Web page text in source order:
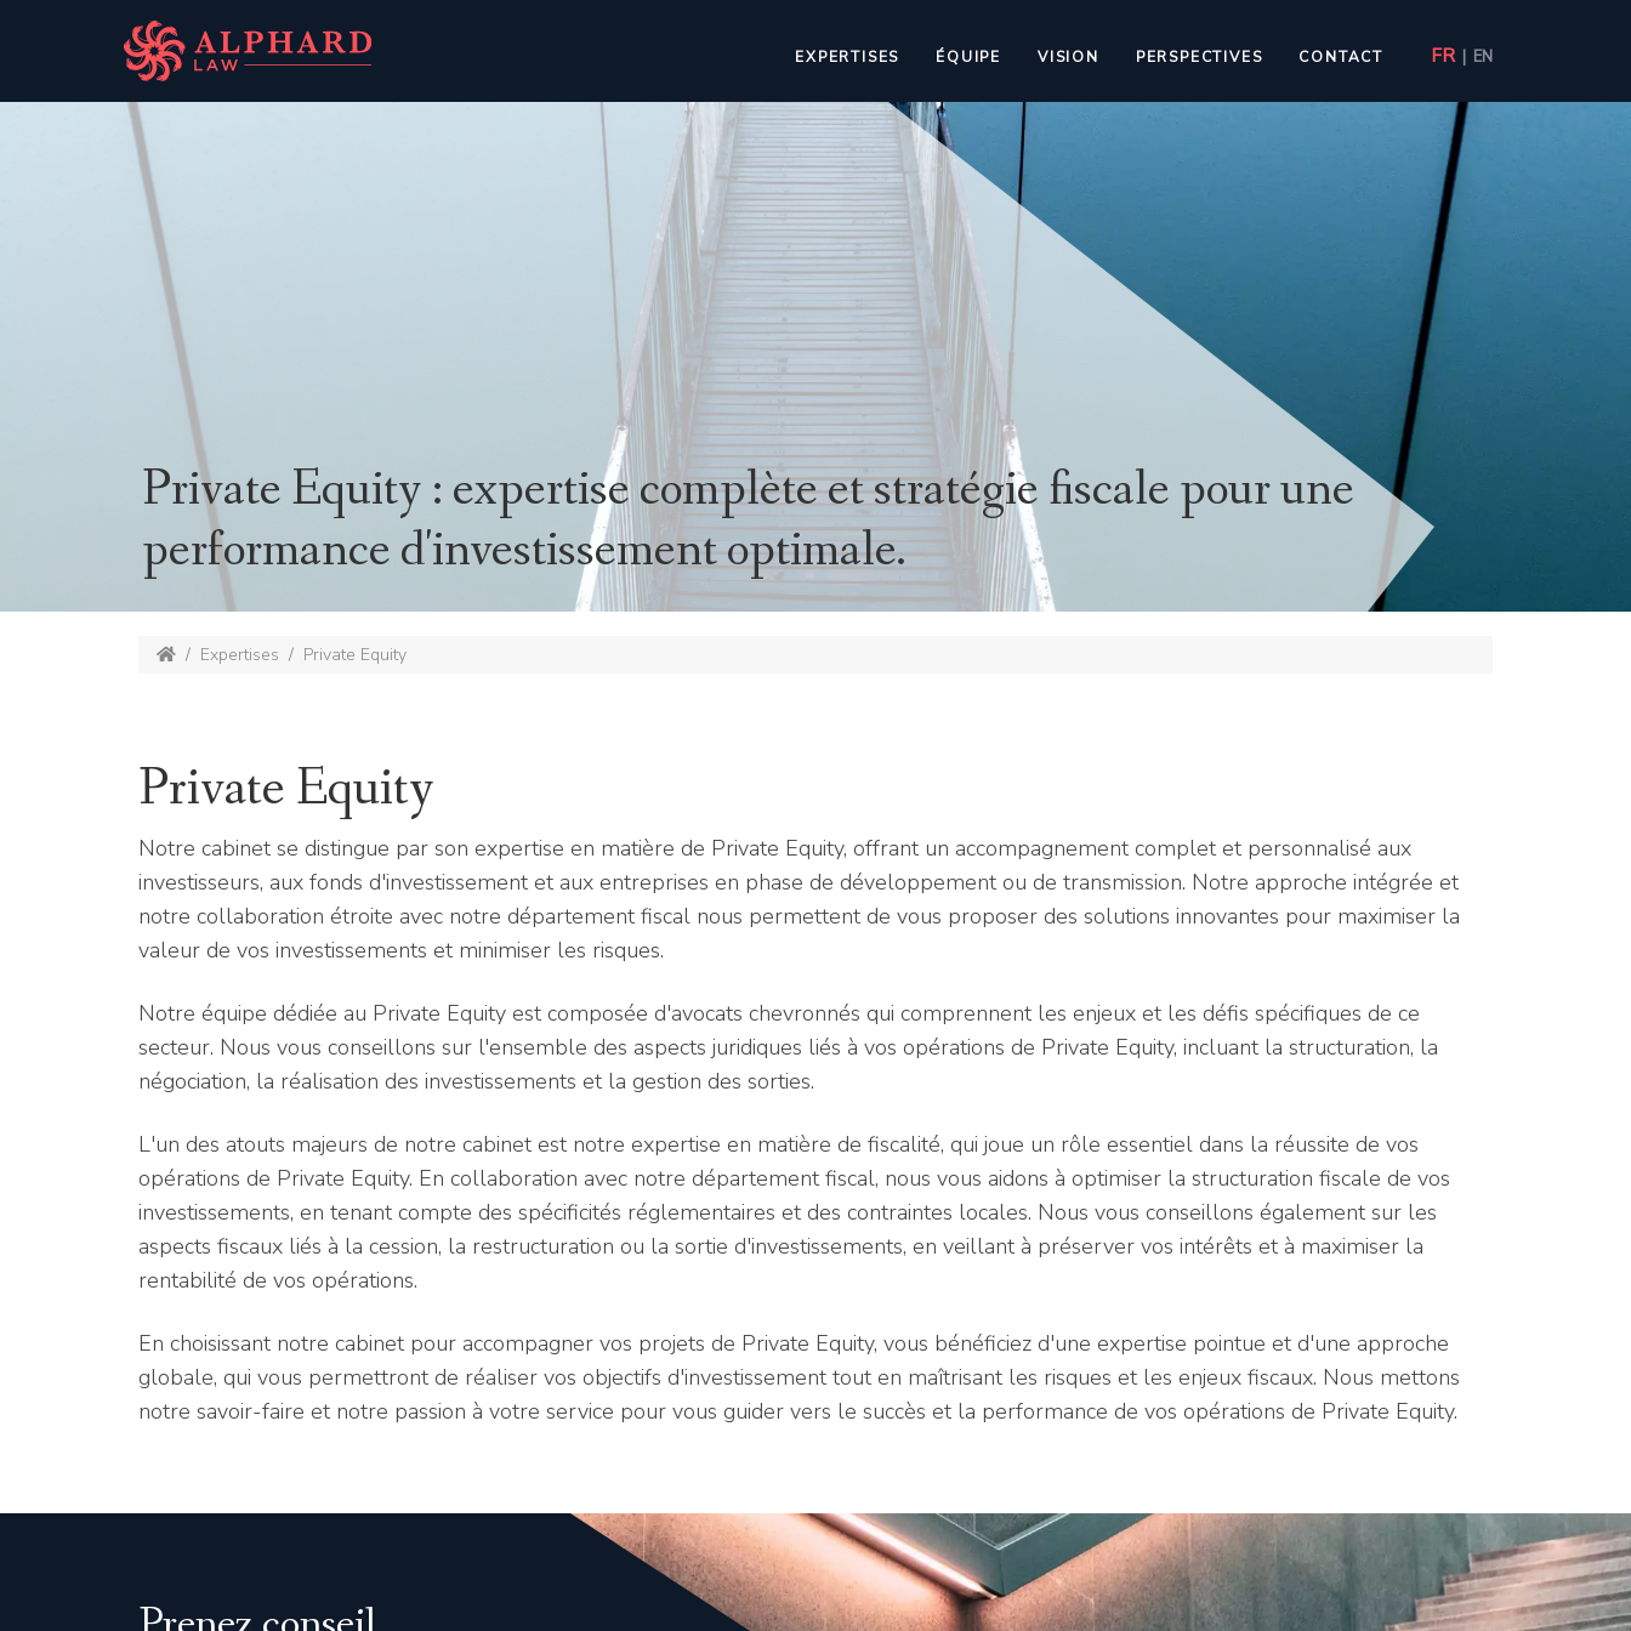
EXPERTISES ÉQUIPE VISION PERSPECTIVES CONTACT FR| EN
Private Equity : expertise complète et stratégie fiscale pour une
performance d'investissement optimale.
Expertises Private Equity
Private Equity
Notre cabinet se distingue par son expertise en matière de Private Equity, offrant un accompagnement complet et personnalisé aux
investisseurs, aux fonds d'investissement et aux entreprises en phase de développement ou de transmission. Notre approche intégrée et
notre collaboration étroite avec notre département fiscal nous permettent de vous proposer des solutions innovantes pour maximiser la
valeur de vos investissements et minimiser les risques.
Notre équipe dédiée au Private Equity est composée d'avocats chevronnés qui comprennent les enjeux et les défis spécifiques de ce
secteur. Nous vous conseillons sur l'ensemble des aspects juridiques liés à vos opérations de Private Equity, incluant la structuration, la
négociation, la réalisation des investissements et la gestion des sorties.
L'un des atouts majeurs de notre cabinet est notre expertise en matière de fiscalité, qui joue un rôle essentiel dans la réussite de vos
opérations de Private Equity. En collaboration avec notre département fiscal, nous vous aidons à optimiser la structuration fiscale de vos
investissements, en tenant compte des spécificités réglementaires et des contraintes locales. Nous vous conseillons également sur les
aspects fiscaux liés à la cession, la restructuration ou la sortie d'investissements, en veillant à préserver vos intérêts et à maximiser la
rentabilité de vos opérations.
En choisissant notre cabinet pour accompagner vos projets de Private Equity, vous bénéficiez d'une expertise pointue et d'une approche
globale, qui vous permettront de réaliser vos objectifs d'investissement tout en maîtrisant les risques et les enjeux fiscaux. Nous mettons
notre savoir-faire et notre passion à votre service pour vous guider vers le succès et la performance de vos opérations de Private Equity.